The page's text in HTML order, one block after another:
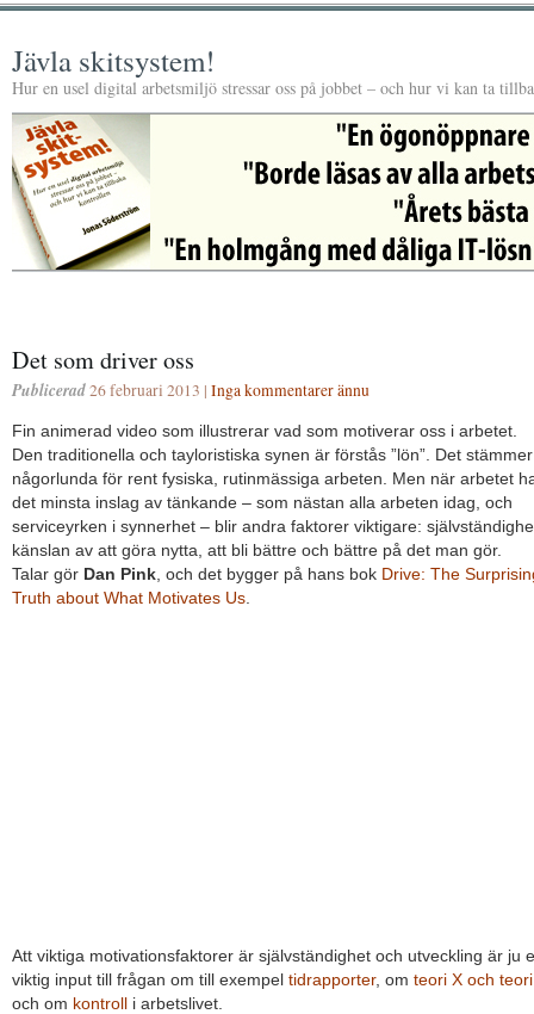
Jävla skitsystem!
Hur en usel digital arbetsmiljö stressar oss på jobbet – och hur vi kan ta
Det som driver oss
Publicerad26 februari 2013 | Inga kommentarer ännu
Fin animerad video som illustrerar vad som motiverar oss i arbetet.
Den traditionella och tayloristiska synen är förstås ”lön”. Det stämmer
någorlunda för rent fysiska, rutinmässiga arbeten. Men när arbetet
det minsta inslag av tänkande – som nästan alla arbeten idag, och
serviceyrken i synnerhet – blir andra faktorer viktigare:
känslan av att göra nytta, att bli bättre och bättre på det man gör.
Talar gör Dan Pink , och det bygger på hans bok Drive: The
Truth about What Motivates Us
Att viktiga motivationsfaktorer är självständighet och utveckling är ju
viktig input till frågan om till exempel tidrapporter, om teori X och
och om kontroll i arbetslivet.